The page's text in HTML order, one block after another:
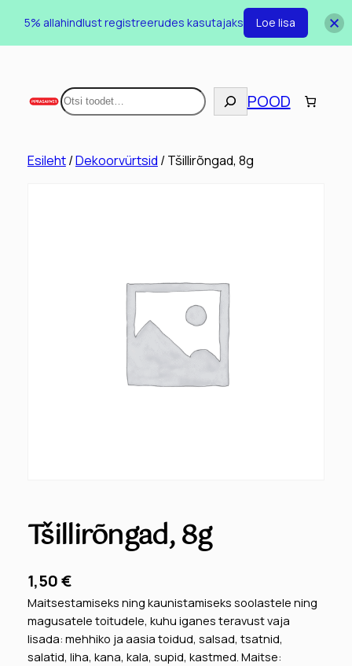
Otsi POOD
Esileht/Dekoorvürtsid / Tšillirõngad, 8g
Tšillirõngad, 8g
1,50€
Maitsestamiseks ning kaunistamiseks soolastele ning
magusatele toitudele, kuhu iganes teravust vaja
lisada: mehhiko ja aasia toidud, salsad, tsatnid,
salatid, liha, kana, kala, supid, kastmed. Maitse:
5% allahindlust registreerudes kasutajaks Loe lisa